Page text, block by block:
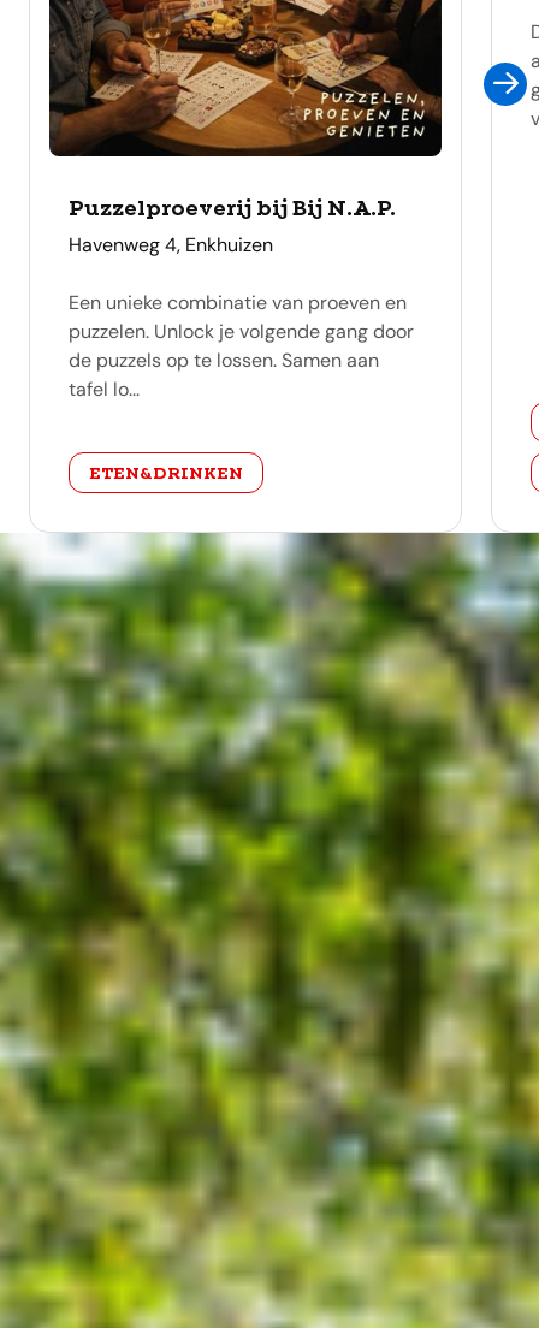
Puzzelproeverij bij Bij N.A.P.
adres
Havenweg 4, Enkhuizen
Een unieke combinatie van proeven en
puzzelen. Unlock je volgende gang door
de puzzels op te lossen. Samen aan
tafel lo...
categorie
ETEN&DRINKEN